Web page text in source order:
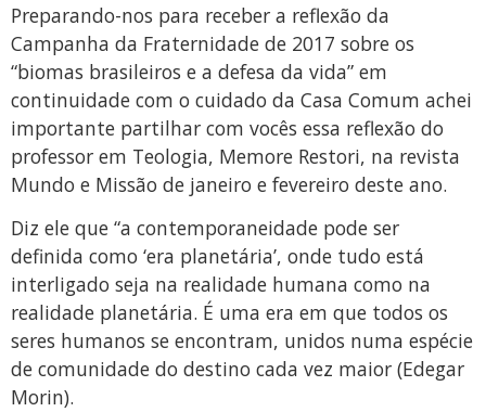
Preparando-nos para receber a reflexão da
Campanha da Fraternidade de 2017 sobre os
“biomas brasileiros e a defesa da vida” em
continuidade com o cuidado da Casa Comum achei
importante partilhar com vocês essa reflexão do
professor em Teologia, Memore Restori, na revista
Mundo e Missão de janeiro e fevereiro deste ano.
Diz ele que “a contemporaneidade pode ser
definida como ‘era planetária’, onde tudo está
interligado seja na realidade humana como na
realidade planetária. É uma era em que todos os
seres humanos se encontram, unidos numa espécie
de comunidade do destino cada vez maior (Edegar
Morin).